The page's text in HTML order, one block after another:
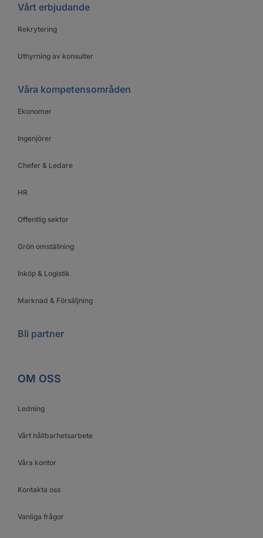
Vårt erbjudande
Rekrytering
Uthyrning av konsulter
Våra kompetensområden
Ekonomer
Ingenjörer
Chefer & Ledare
HR
Offentlig sektor
Grön omställning
Inköp & Logistik
Marknad & Försäljning
Bli partner
OM OSS
Ledning
Vårt hållbarhetsarbete
Våra kontor
Kontakta oss
Vanliga frågor